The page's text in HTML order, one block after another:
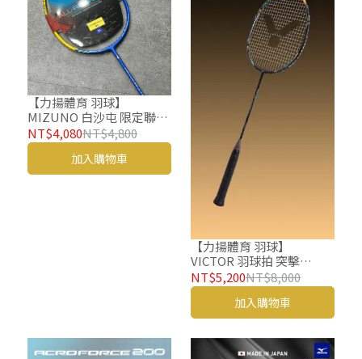
【力揚體育 羽球】
MIZUNO 白沙屯 限定聯名
款 羽球拍 FORTIUS 29
ULTIMA 73MTB52435 #媽
祖保佑款
NT$4,080NT$4,800
加入購物車
【力揚體育 羽球】
VICTOR 羽球拍 突擊
THRUSTER F C Ultra CX
勝利 羽毛球拍 力爪 TKF
NT$5,200NT$8,000
加入購物車